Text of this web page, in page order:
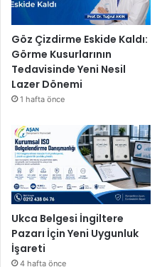
Göz Çizdirme Eskide Kaldı:
Görme Kusurlarının
Tedavisinde Yeni Nesil
Lazer Dönemi
1 hafta önce
Ukca Belgesi İngiltere
Pazarı İçin Yeni Uygunluk
İşareti
4 hafta önce